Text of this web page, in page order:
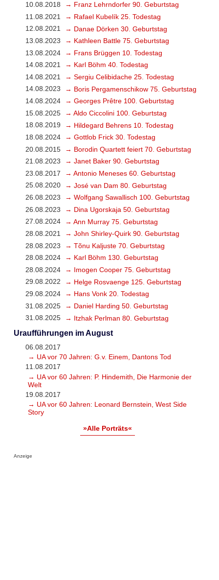
10.08.2018
→ Franz Lehrndorfer 90. Geburtstag
11.08.2021
→ Rafael Kubelík 25. Todestag
12.08.2021
→ Danae Dörken 30. Geburtstag
13.08.2023
→ Kathleen Battle 75. Geburtstag
13.08.2024
→ Frans Brüggen 10. Todestag
14.08.2021
→ Karl Böhm 40. Todestag
14.08.2021
→ Sergiu Celibidache 25. Todestag
14.08.2023
→ Boris Pergamenschikow 75. Geburtstag
14.08.2024
→ Georges Prêtre 100. Geburtstag
15.08.2025
→ Aldo Ciccolini 100. Geburtstag
18.08.2019
→ Hildegard Behrens 10. Todestag
18.08.2024
→ Gottlob Frick 30. Todestag
20.08.2015
→ Borodin Quartett feiert 70. Geburtstag
21.08.2023
→ Janet Baker 90. Geburtstag
23.08.2017
→ Antonio Meneses 60. Geburtstag
25.08.2020
→ José van Dam 80. Geburtstag
26.08.2023
→ Wolfgang Sawallisch 100. Geburtstag
26.08.2023
→ Dina Ugorskaja 50. Geburtstag
27.08.2024
→ Ann Murray 75. Geburtstag
28.08.2021
→ John Shirley-Quirk 90. Geburtstag
28.08.2023
→ Tõnu Kaljuste 70. Geburtstag
28.08.2024
→ Karl Böhm 130. Geburtstag
28.08.2024
→ Imogen Cooper 75. Geburtstag
29.08.2022
→ Helge Rosvaenge 125. Geburtstag
29.08.2024
→ Hans Vonk 20. Todestag
31.08.2025
→ Daniel Harding 50. Geburtstag
31.08.2025
→ Itzhak Perlman 80. Geburtstag
Uraufführungen im August
06.08.2017
→ UA vor 70 Jahren: G.v. Einem, Dantons Tod
11.08.2017
→ UA vor 60 Jahren: P. Hindemith, Die Harmonie der
Welt
19.08.2017
→ UA vor 60 Jahren: Leonard Bernstein, West Side
Story
»Alle Porträts«
Anzeige